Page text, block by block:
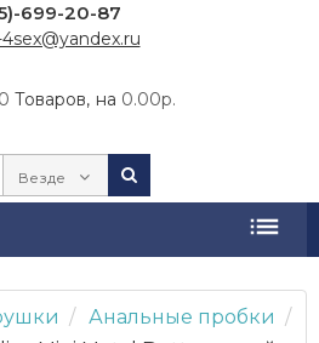
699-20-87
0 Tоваров, на 0.00р.
Везде
Анальные пробки